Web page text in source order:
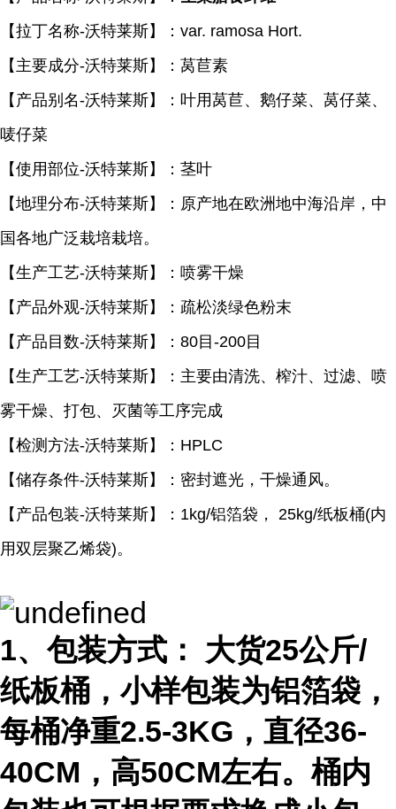
【拉丁名称-沃特莱斯】： var. ramosa Hort.
【主要成分-沃特莱斯】：莴苣素
【产品别名-沃特莱斯】：叶用莴苣、鹅仔菜、莴仔菜、
唛仔菜
【使用部位-沃特莱斯】：茎叶
【地理分布-沃特莱斯】：原产地在欧洲地中海沿岸，中
国各地广泛栽培栽培。
【生产工艺-沃特莱斯】：喷雾干燥
【产品外观-沃特莱斯】：疏松淡绿色粉末
【产品目数-沃特莱斯】： 80目 -200目
【生产工艺-沃特莱斯】：主要由清洗、榨汁、过滤、喷
雾干燥、打包、灭菌等工序完成
【检测方法-沃特莱斯】： HPLC
【储存条件-沃特莱斯】：密封遮光，干燥通风。
【产品包装-沃特莱斯】： 1kg/铝箔袋， 25kg/纸板桶(内
用双层聚乙烯袋)。
1、包装方式： 大货25公斤/
纸板桶，小样包装为铝箔袋，
每桶净重2.5-3KG，直径36-
40CM，高50CM左右。桶内